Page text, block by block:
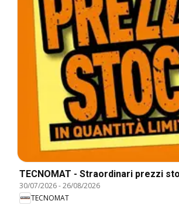
TECNOMAT - Straordinari prezzi
30/07/2026-26/08/2026
TECNOMAT